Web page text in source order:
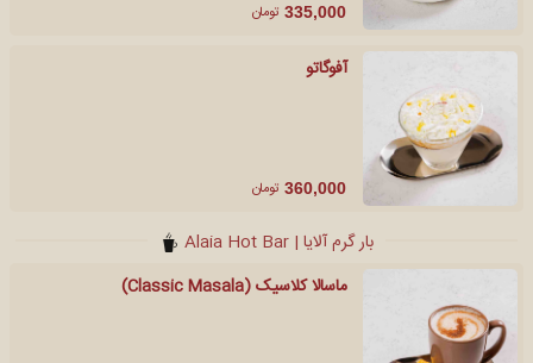
335,000 تومان
آفوگاتو
360,000 تومان
بار گرم آلایا | Alaia Hot Bar
ماسالا کلاسیک (Classic Masala)